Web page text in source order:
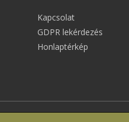
Kapcsolat
GDPR lekérdezés
Honlaptérkép